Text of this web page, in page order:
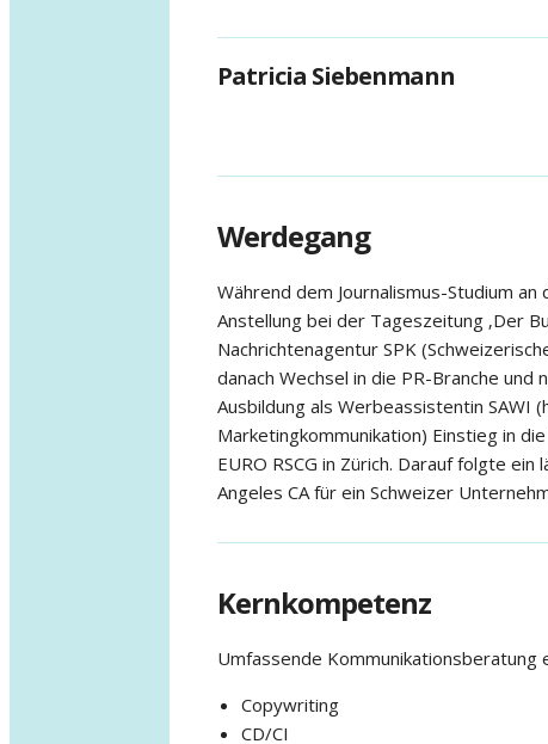
Patricia Siebenmann
Werdegang
Während dem Journalismus-Studium
Anstellung bei der Tageszeitung ‚Der
Nachrichtenagentur SPK
danach Wechsel in die PR-Branche und
Ausbildung als Werbeassistentin SAWI
Marketingkommunikation) Einstieg in
EURO RSCG in Zürich. Darauf folgte
Angeles CA für ein Schweizer
Kernkompetenz
Umfassende Kommunikationsberatung
Copywriting
CD/CI